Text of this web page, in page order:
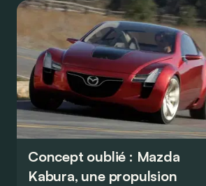
Concept oublié : Mazda
Kabura, une propulsion